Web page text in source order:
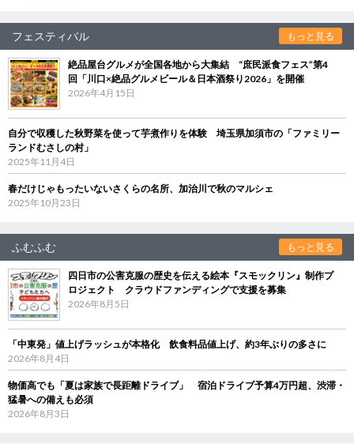
フェスティバル もっと見る
絶品屋台グルメが全国各地から大集結 “庶民派食フェス”第4
回「川口×絶品グルメビール＆日本酒祭り2026」を開催
2026年4月15日
自分で収穫した秋野菜を使って芋煮作りを体験 埼玉県加須市の「ファミリー
ランドむさしの村」
2025年11月4日
春だけじゃもったいないさくらの名所、加治川で秋のマルシェ
2025年10月23日
ふむふむ もっと見る
四日市の公害克服の歴史を伝える絵本『スモックリン』制作プ
ロジェクト クラウドファンディングで支援を募集
2026年8月5日
「中東発」値上げラッシュが本格化 飲食料品値上げ、約3年ぶりの多さに
2026年8月4日
物価高でも「夏は家族で長距離ドライブ」 宿泊ドライブ予算4万円超、渋滞・
猛暑への備えも必須
2026年8月3日